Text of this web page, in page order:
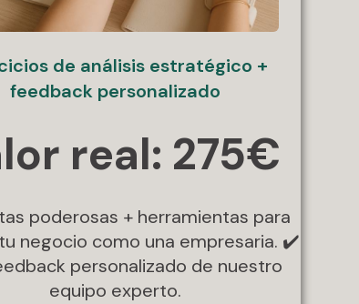
de análisis estratégico +
feedback personalizado
real: 275€
poderosas + herramientas para
negocio como una empresaria. ✔️
personalizado de nuestro
equipo experto.